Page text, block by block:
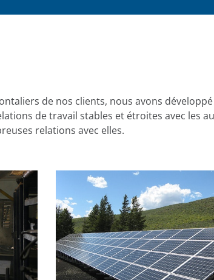
de nos clients, nous avons
de travail stables et étroites avec les
relations avec elles.